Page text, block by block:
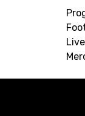
12/
12/
12/